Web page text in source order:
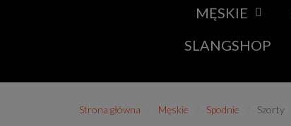
MĘSKIE
SLANGSHOP
Strona główna Męskie Spodnie Szorty